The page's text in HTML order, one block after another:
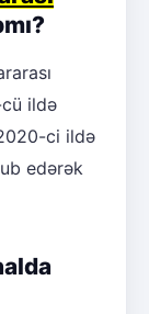
cü ildə
ci ildə
edərək